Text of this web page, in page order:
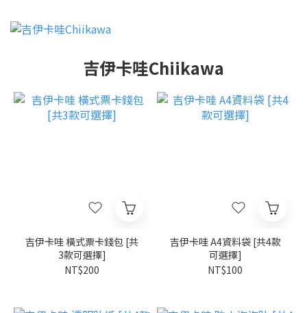
吉伊卡哇Chiikawa
吉伊卡哇 橫式票卡錢包 [共
3款可選擇]
NT$200
吉伊卡哇 A4資料袋 [共4款
可選擇]
NT$100